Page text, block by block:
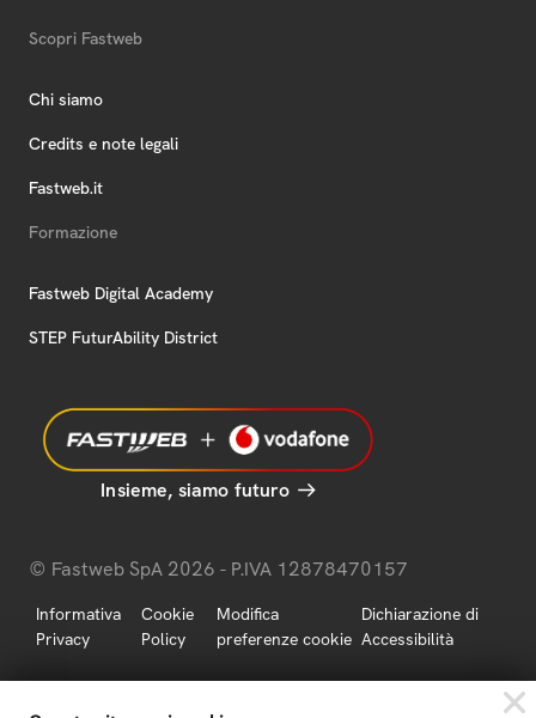
Scopri Fastweb
Chi siamo
Credits e note legali
Fastweb.it
Formazione
Fastweb Digital Academy
STEP FuturAbility District
Insieme, siamo futuro
© Fastweb SpA 2026 - P.IVA 12878470157
Informativa
Privacy
Cookie
Policy
Modifica
preferenze cookie
Dichiarazione di
Accessibilità